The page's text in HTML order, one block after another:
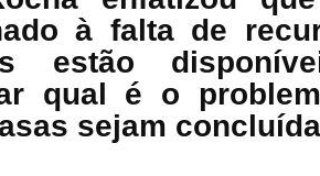
à falta de
estão
qual é o
sejam